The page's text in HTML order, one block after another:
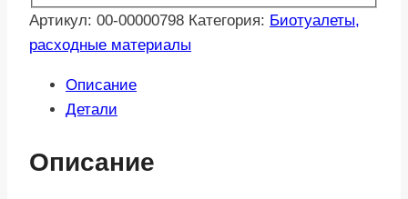
Артикул: 00-00000798 Категория: Биотуалеты,
расходные материалы
Описание
Детали
Описание